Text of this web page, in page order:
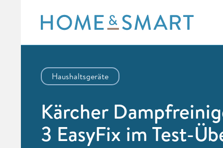
content
Haushaltsgeräte
Kärcher
3 EasyFix im Test-